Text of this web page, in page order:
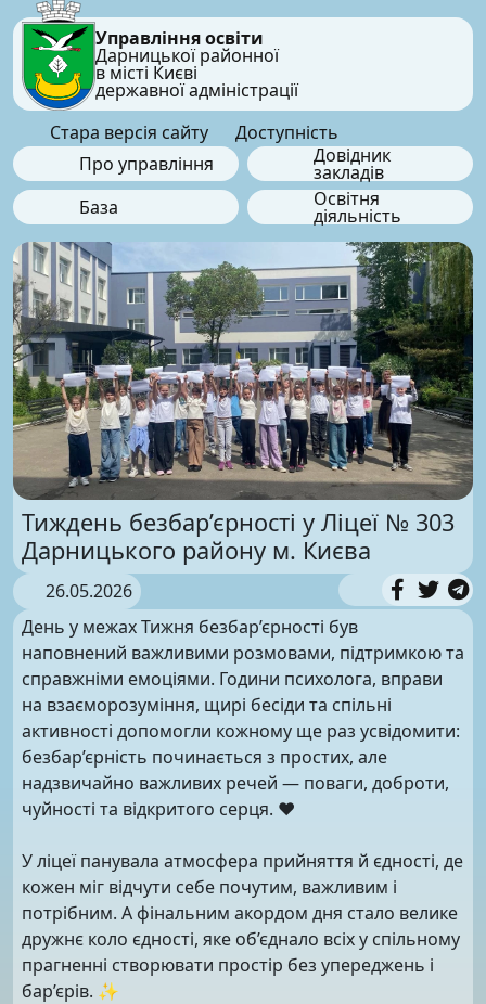
Управління освіти
Дарницької районної
в місті Києві
державної адміністрації
Стара версія сайту
Доступність
Про управління
Довідник
закладів
База
Освітня
діяльність
Тиждень безбар’єрності у Ліцеї № 303
Дарницького району м. Києва
26.05.2026
День у межах Тижня безбар’єрності був
наповнений важливими розмовами, підтримкою та
справжніми емоціями. Години психолога, вправи
на взаєморозуміння, щирі бесіди та спільні
активності допомогли кожному ще раз усвідомити:
безбар’єрність починається з простих, але
надзвичайно важливих речей — поваги, доброти,
чуйності та відкритого серця. ❤️
У ліцеї панувала атмосфера прийняття й єдності, де
кожен міг відчути себе почутим, важливим і
потрібним. А фінальним акордом дня стало велике
дружнє коло єдності, яке об’єднало всіх у спільному
прагненні створювати простір без упереджень і
бар’єрів. ✨